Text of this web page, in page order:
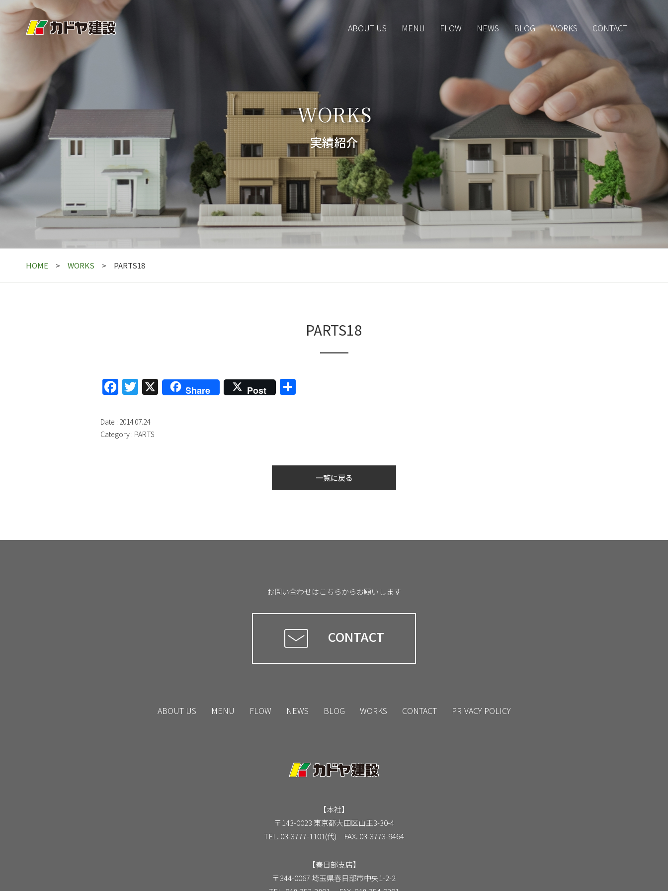
ABOUT US MENU FLOW NEWS BLOG WORKS CONTACT
WORKS
実績紹介
HOME WORKS PARTS18
PARTS18
Facebook
Twitter
X Share Post
Date : 2014.07.24
Category : PARTS
一覧に戻る
お問い合わせはこちらからお願いします
CONTACT
ABOUT US MENU FLOW NEWS BLOG WORKS CONTACT PRIVACY POLICY
【本社】
〒143-0023 東京都大田区山王3-30-4
TEL. 03-3777-1101(代) FAX. 03-3773-9464
【春日部支店】
〒344-0067 埼玉県春日部市中央1-2-2